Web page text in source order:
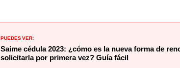
PUEDES VER:
Saime cédula 2023: ¿cómo es la nueva forma de
solicitarla por primera vez? Guía fácil